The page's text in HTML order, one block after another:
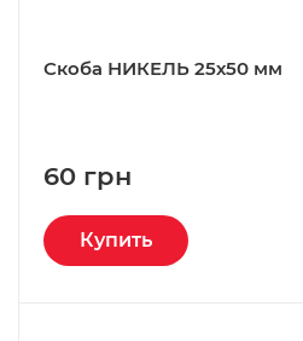
Скоба НИКЕЛЬ 25х50 мм
60 грн
Купить